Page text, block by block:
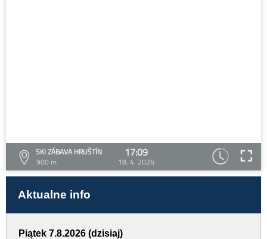
SKI ZÁBAVA HRUŠTÍN
900 m
17:09
18. 4. 2026
Aktualne info
Piątek 7.8.2026 (dzisiaj)